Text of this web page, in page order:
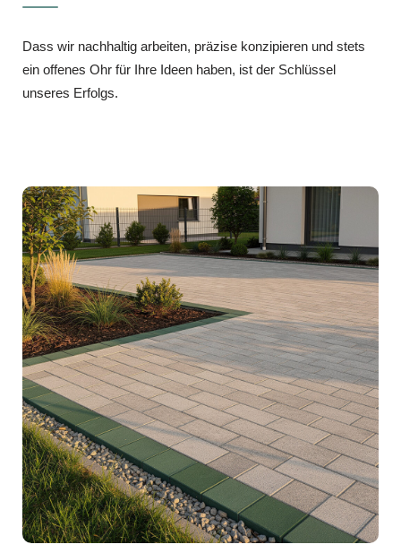
Dass wir nachhaltig arbeiten, präzise konzipieren und stets
ein offenes Ohr für Ihre Ideen haben, ist der Schlüssel
unseres Erfolgs.